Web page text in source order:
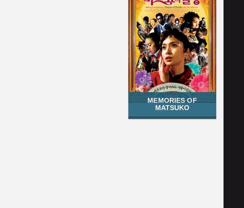
MEMORIES OF
MATSUKO